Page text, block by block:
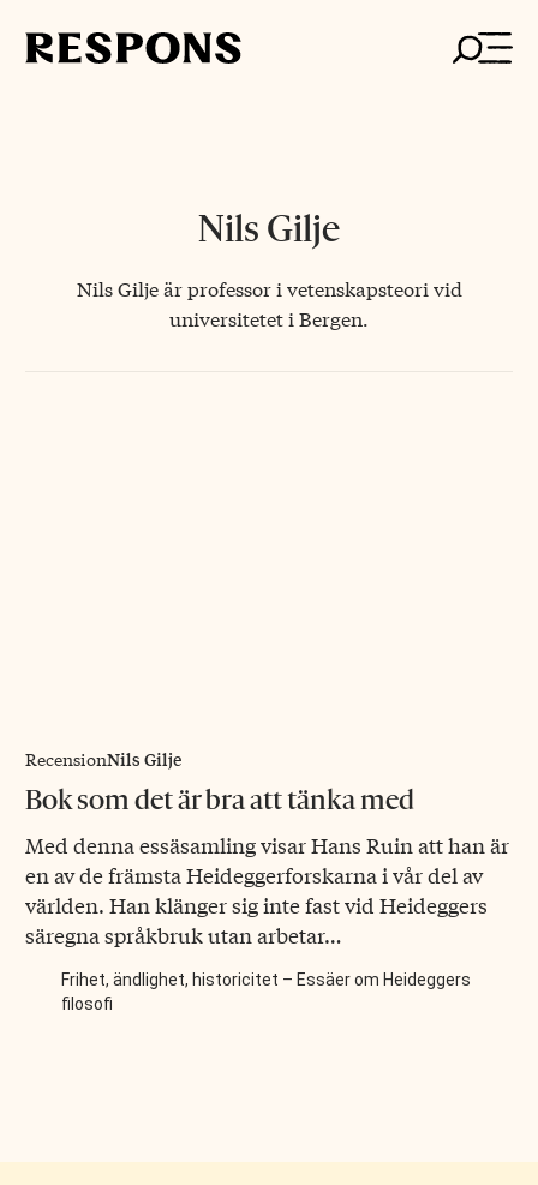
Nils Gilje
Nils Gilje är professor i vetenskapsteori vid
universitetet i Bergen.
RecensionNils Gilje
Bok som det är bra att tänka med
Med denna essäsamling visar Hans Ruin att han är
en av de främsta Heideggerforskarna i vår del av
världen. Han klänger sig inte fast vid Heideggers
säregna språkbruk utan arbetar…
Frihet, ändlighet, historicitet – Essäer om Heideggers
filosofi